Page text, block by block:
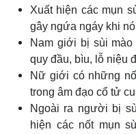
Xuất hiện các mụn
gây ngứa ngáy khi
Nam giới bị sùi
quy đầu, bìu, lỗ niệu
Nữ giới có những
trong âm đạo cổ tử
Ngoài ra người bị
hiện các nốt mụn